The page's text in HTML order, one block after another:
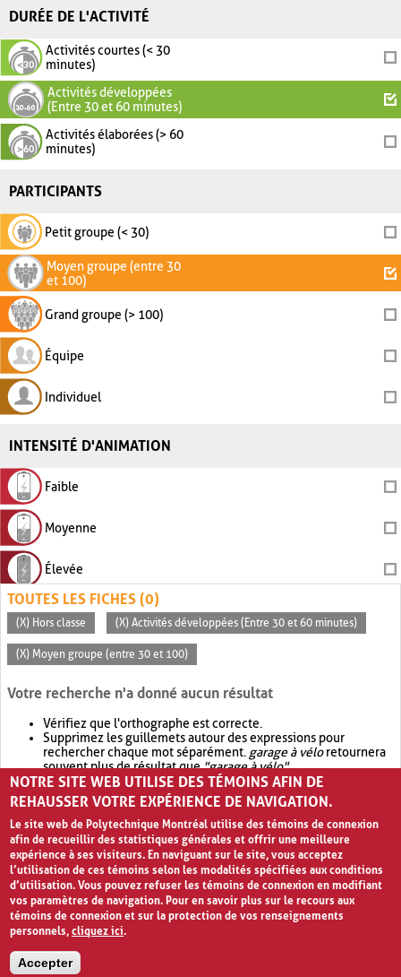
DURÉE DE L'ACTIVITÉ
Activités courtes (< 30
minutes)
Activités développées
(Entre 30 et 60 minutes)
Activités élaborées (> 60
minutes)
PARTICIPANTS
Petit groupe (< 30)
Moyen groupe (entre 30
et 100)
Grand groupe (> 100)
Équipe
Individuel
INTENSITÉ D'ANIMATION
Faible
Moyenne
Élevée
TOUTES LES FICHES (0)
(X) Hors classe (X) Activités développées (Entre 30 et 60 minutes)
(X) Moyen groupe (entre 30 et 100)
Votre recherche n'a donné aucun résultat
Vérifiez que l'orthographe est correcte.
Supprimez les guillemets autour des expressions pour
rechercher chaque mot séparément. garage à véloretournera
souvent plus de résultat que"garage à vélo".
Envisagez d'élargir votre recherche avec OR.garage OR vélo
retournera souvent plus de résultat quegarage à vélo
NOTRE SITE WEB UTILISE DES TÉMOINS AFIN DE
REHAUSSER VOTRE EXPÉRIENCE DE NAVIGATION.
Le site web de Polytechnique Montréal utilise des témoins de connexion
afin de recueillir des statistiques générales et offrir une meilleure
expérience à ses visiteurs. En naviguant sur le site, vous acceptez
l’utilisation de ces témoins selon les modalités spécifiées aux conditions
d’utilisation. Vous pouvez refuser les témoins de connexion en modifiant
vos paramètres de navigation. Pour en savoir plus sur le recours aux
témoins de connexion et sur la protection de vos renseignements
personnels,cliquez ici.
Accepter